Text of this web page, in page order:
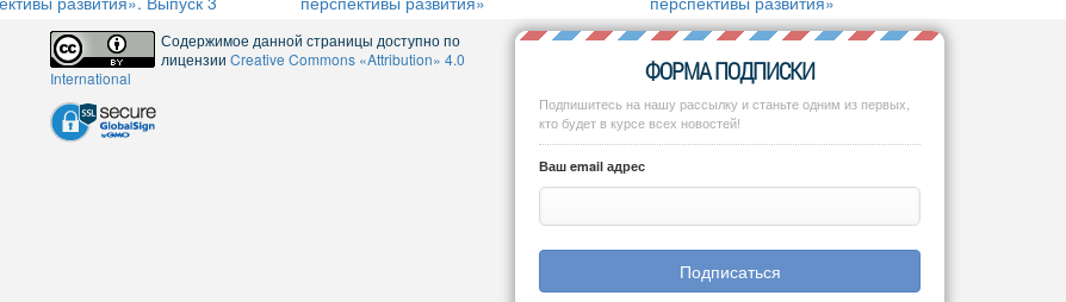
Содержимое данной страницы доступно по
лицензии Creative Commons «Attribution» 4.0
International
ФОРМА ПОДПИСКИ
Подпишитесь на нашу рассылку и станьте одним из первых,
кто будет в курсе всех новостей!
Ваш email адрес
Подписаться